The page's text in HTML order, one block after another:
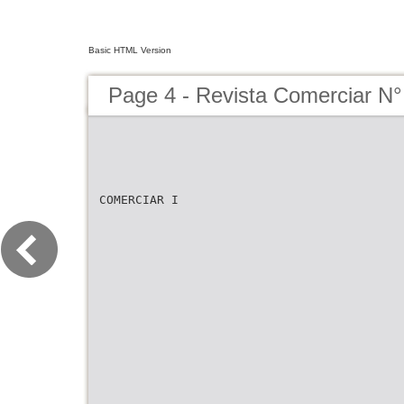
Basic HTML Version
Page 4 - Revista Comerciar
COMERCIAR I